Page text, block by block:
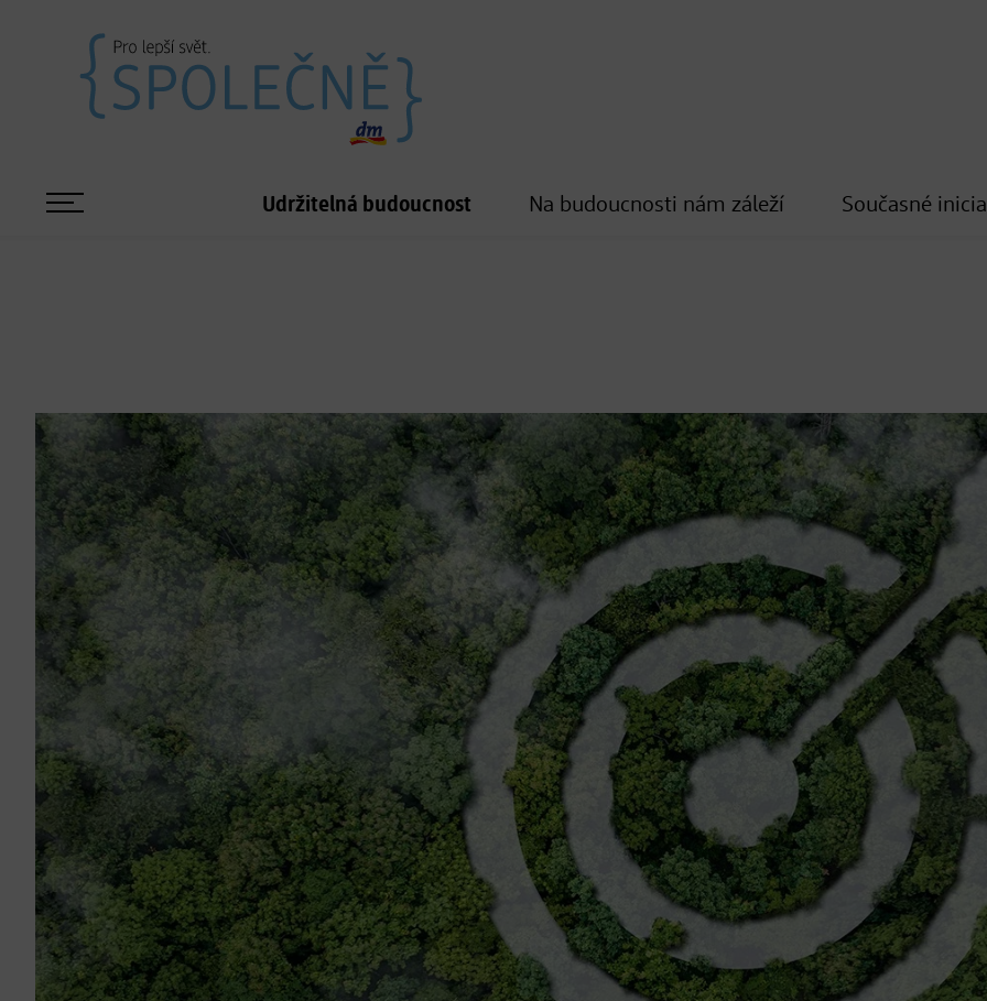
Udržitelná budoucnost Na budoucnosti nám záleží Současné